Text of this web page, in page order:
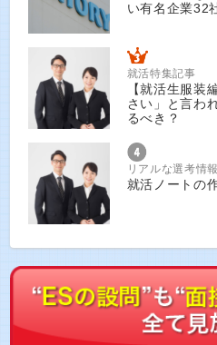
い有名企業32
就活特集記事
【就活生服装
さい」と言わ
るべき？
リアルな選考情
就活ノートの